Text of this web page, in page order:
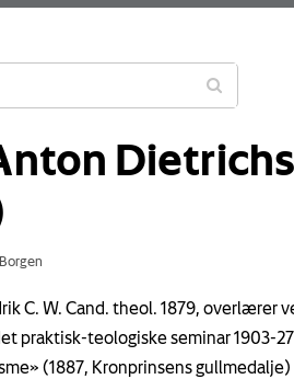
C. W. Cand. theol. 1879, overlærer
praktisk-teologiske seminar 1903-
(1887, Kronprinsens gullmedalje)